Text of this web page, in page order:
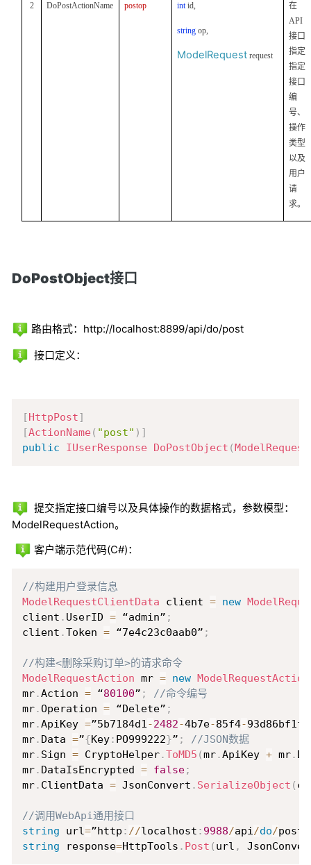
2 DoPostActionName postop intid,
string op,
ModelRequest request
在
API
接口
指定
指定
接口
编
号、
操作
类型
以及
用户
请
求。
DoPostObject接口
路由格式：http://localhost:8899/api/do/post
接口定义：
[HttpPost]
[ActionName( "post" ) ]
public
IUserResponse DoPostObject (
提交指定接口编号以及具体操作的数据格式，参数模型：
ModelRequestAction。
客户端示范代码(C#)：
//构建用户登录信息
ModelRequestClientData client = new
client . UserID = “admin” ;
client .Token = “7e4c23c0aab0” ;
//构建<删除采购订单>的请求命令
ModelRequestAction mr = new ModelRequestAction
mr.Action = “80100” ;
//命令编号
mr.Operation = “Delete” ;
mr.ApiKey =”5b7184d1-2482-4b7e-85f4-
mr. Data =”{Key: PO999222}” ;
//JSON数据
mr. Sign = CryptoHelper.ToMD5 (mr.ApiKey + mr.
mr. DataIsEncrypted = false;
mr. ClientData = JsonConvert . SerializeObject (
//调用WebApi通用接口
string url=”http : //localhost : 9988/api/do/post”
string response=HttpTools . Post ( url ,